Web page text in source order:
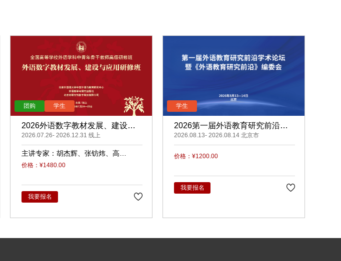
2026外语数字教材发展、建设与
应用（录播）
2026.07.26- 2026.12.31 线上
主讲专家： 胡杰辉 张钫炜
高
原
陈静 陈琛
价格：¥1480.00
我要报名
2026第一届外语教育研究前沿学
术论坛暨《外语教育研究前沿》编
委会
2026.08.13- 2026.08.14 北京市
价格：¥1200.00
我要报名